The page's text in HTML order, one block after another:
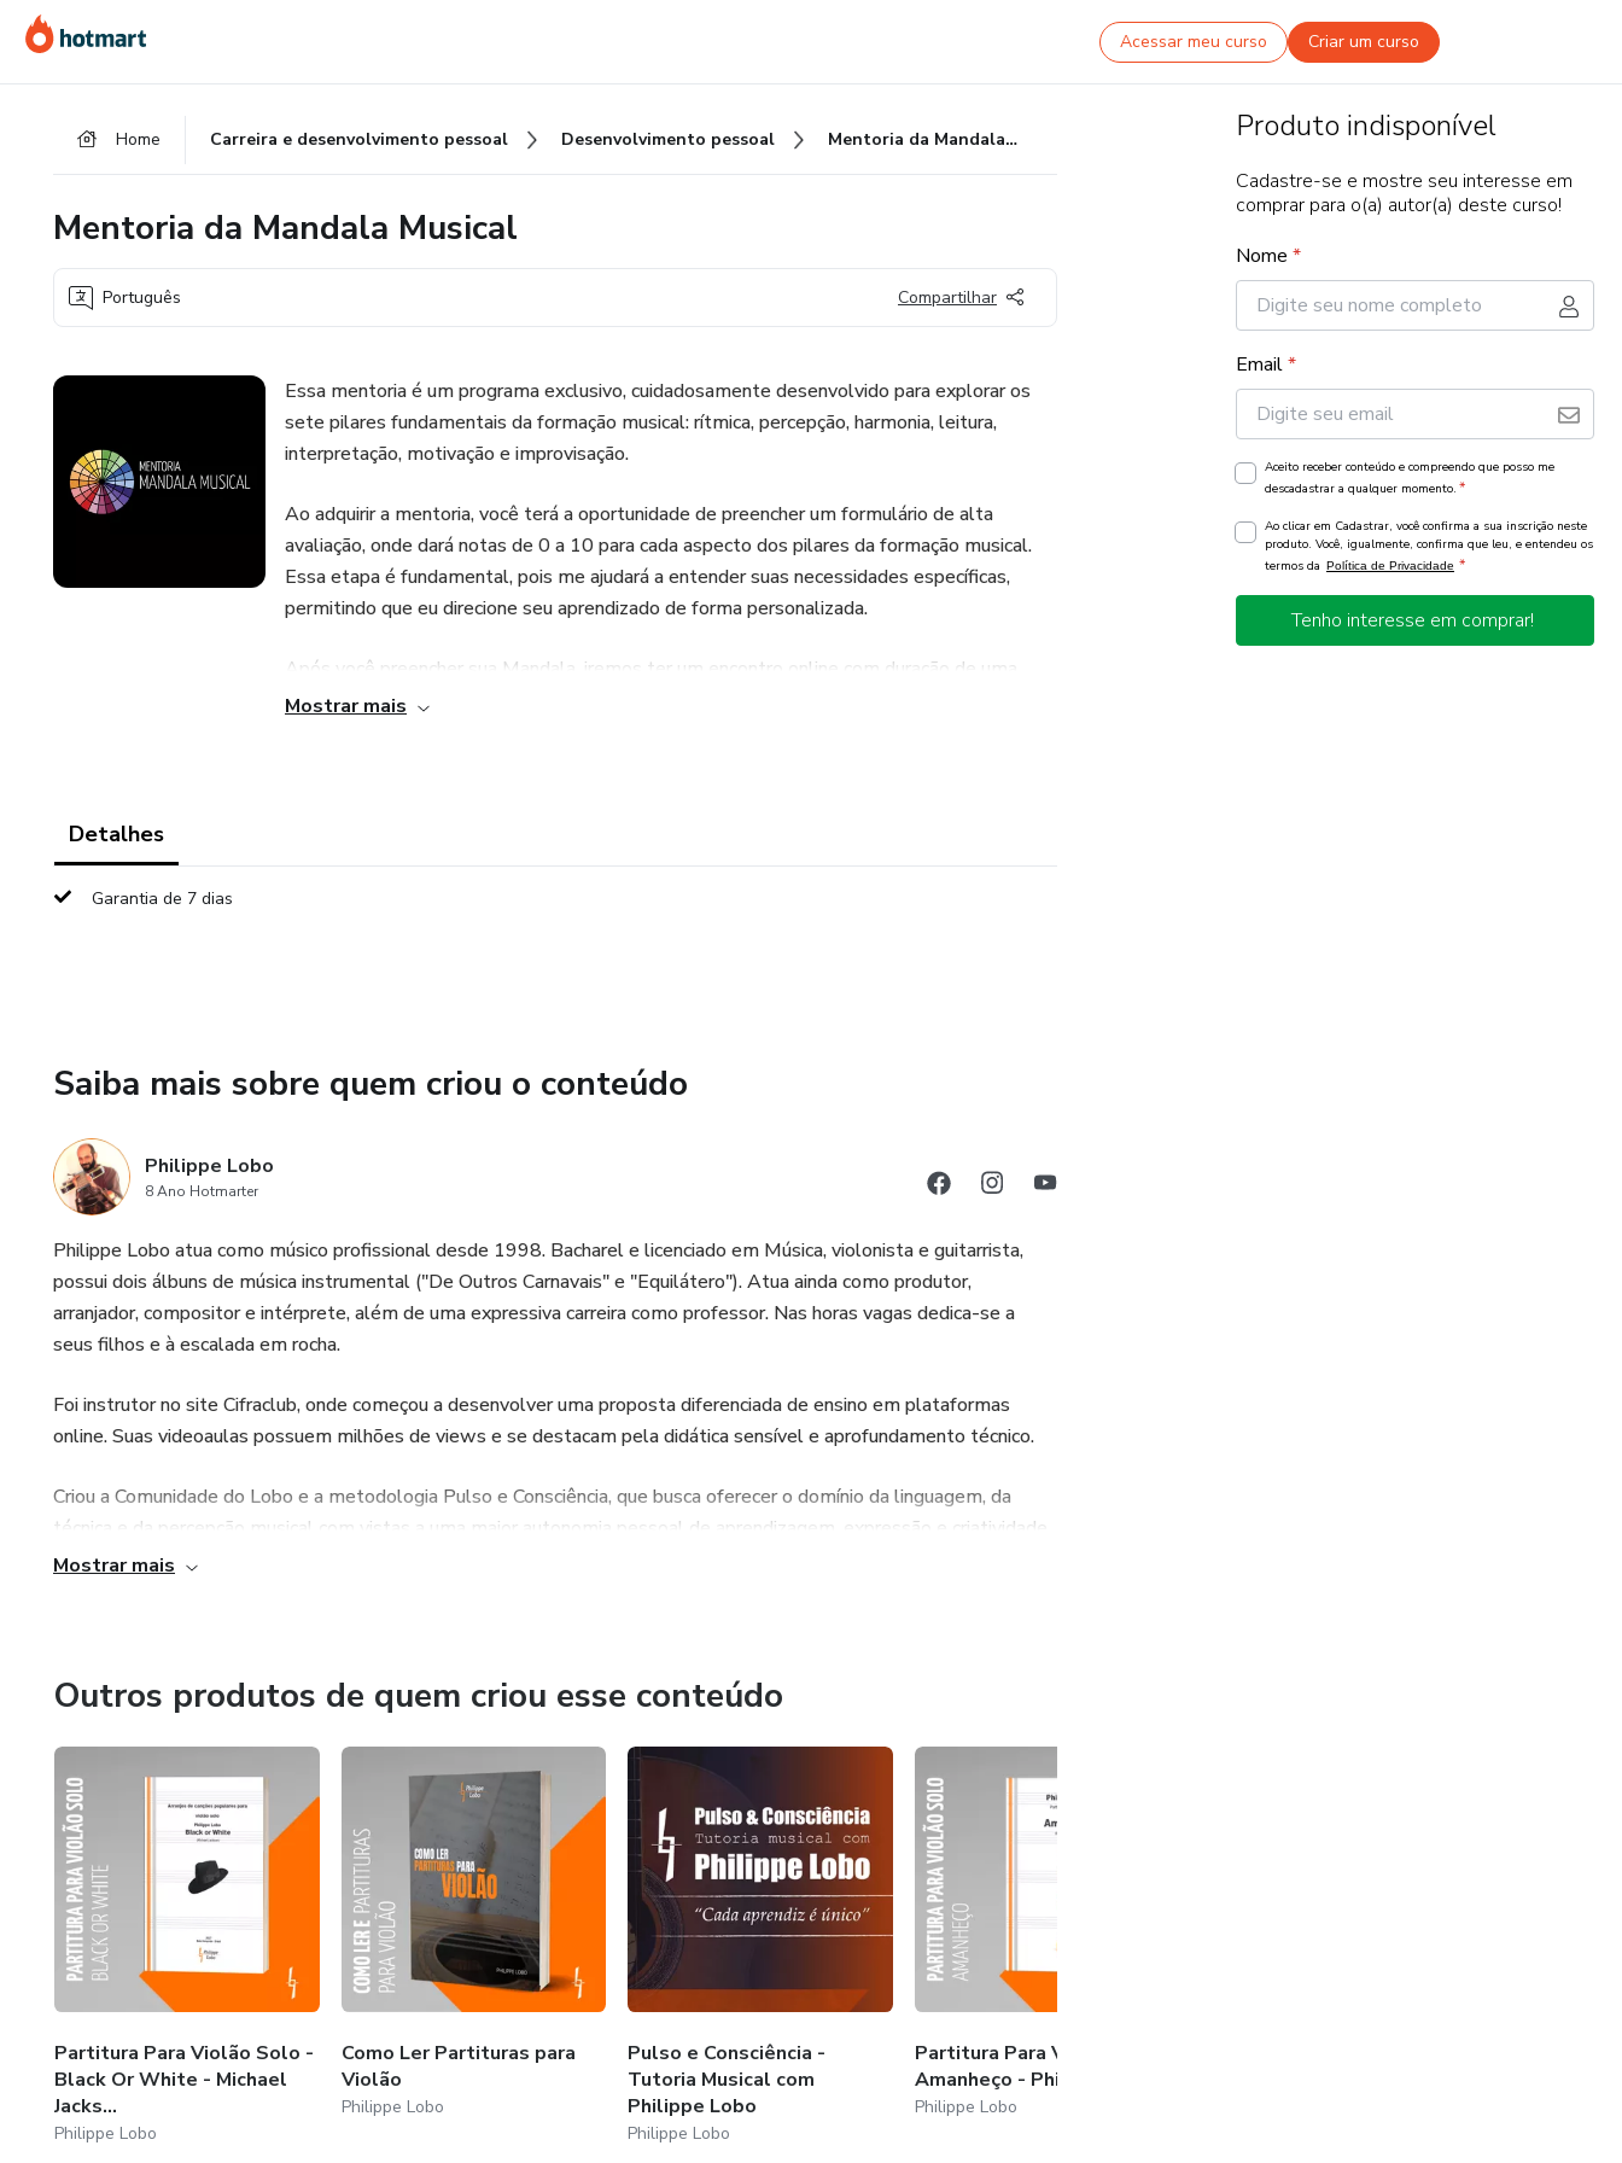
para
o
para
o
para
o
Acessar meu curso Criar um curso
Home Carreira e desenvolvimento pessoal Desenvolvimento pessoal Mentoria da Mandala Musical
Mentoria da Mandala Musical
Português Compartilhar
Essa mentoria é um programa exclusivo, cuidadosamente desenvolvido para explorar os
sete pilares fundamentais da formação musical: rítmica, percepção, harmonia, leitura,
interpretação, motivação e improvisação.
Ao adquirir a mentoria, você terá a oportunidade de preencher um formulário de alta
avaliação, onde dará notas de 0 a 10 para cada aspecto dos pilares da formação musical.
Essa etapa é fundamental, pois me ajudará a entender suas necessidades específicas,
permitindo que eu direcione seu aprendizado de forma personalizada.
Após você preencher sua Mandala, iremos ter um encontro online com duração de uma
hora, onde poderei te auxiliar na elaboração de um plano de estudo.
Mostrar mais
Detalhes
Garantia de 7 dias
Saiba mais sobre quem criou o conteúdo
Philippe Lobo
8 Ano Hotmarter
Philippe Lobo atua como músico profissional desde 1998. Bacharel e licenciado em Música, violonista e guitarrista,
possui dois álbuns de música instrumental ("De Outros Carnavais" e "Equilátero"). Atua ainda como produtor,
arranjador, compositor e intérprete, além de uma expressiva carreira como professor. Nas horas vagas dedica-se a
seus filhos e à escalada em rocha.
Foi instrutor no site Cifraclub, onde começou a desenvolver uma proposta diferenciada de ensino em plataformas
online. Suas videoaulas possuem milhões de views e se destacam pela didática sensível e aprofundamento técnico.
Criou a Comunidade do Lobo e a metodologia Pulso e Consciência, que busca oferecer o domínio da linguagem, da
técnica e da percepção musical com vistas a uma maior autonomia pessoal de aprendizagem, expressão e criatividade.
Mostrar mais
Outros produtos de quem criou esse conteúdo
Partitura Para Violão Solo -
Black Or White - Michael
Jacks...
Philippe Lobo
Como Ler Partituras para
Violão
Philippe Lobo
Pulso e Consciência -
Tutoria Musical com
Philippe Lobo
Philippe Lobo
Partitura Para Violão Solo -
Amanheço - Philippe Lobo
Philippe Lobo
Produto indisponível
Cadastre-se e mostre seu interesse em
comprar para o(a) autor(a) deste curso!
Nome *
Email*
Aceito receber conteúdo e compreendo que posso me
descadastrar a qualquer momento. *
Ao clicar em Cadastrar, você confirma a sua inscrição neste
produto. Você, igualmente, confirma que leu, e entendeu os
termos da Política de Privacidade *
Tenho interesse em comprar!